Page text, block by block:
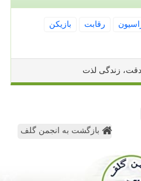
رقابت
بازیكن
زندگی لذت
بازگشت به انجمن گلف